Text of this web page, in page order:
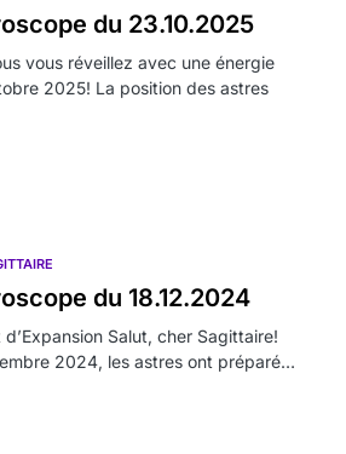
du 23.10.2025
vous réveillez avec une énergie
2025! La position des astres
du 18.12.2024
Salut, cher Sagittaire!
2024, les astres ont préparé…